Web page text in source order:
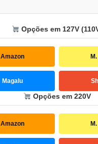
Opções em 127V
Amazon
Magalu
Opções em 220V
Amazon